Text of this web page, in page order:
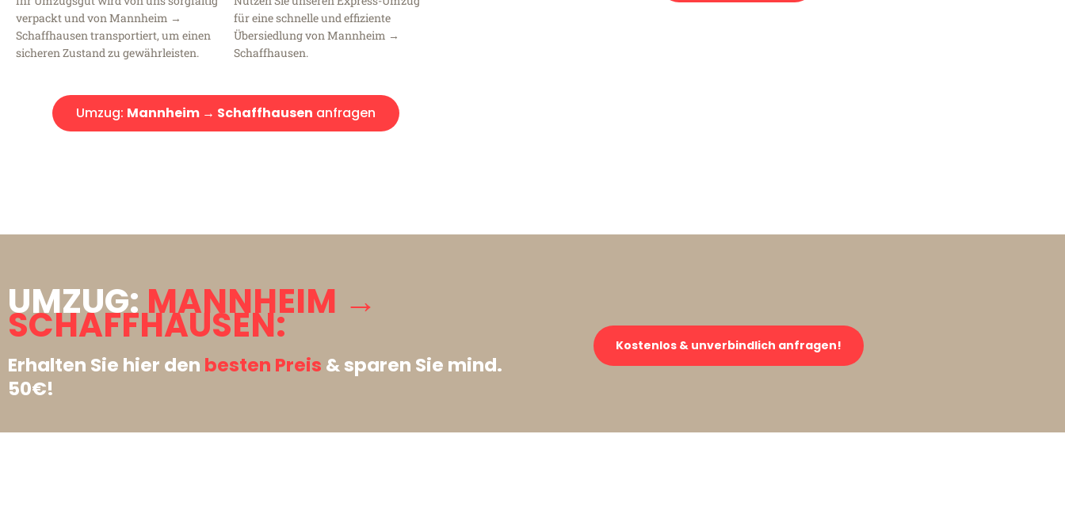
verpackt und von Mannheim →
Schaffhausen transportiert, um einen
sicheren Zustand zu gewährleisten.
für eine schnelle und effiziente
Übersiedlung von Mannheim →
Schaffhausen.
Umzug: Mannheim → Schaffhausen anfragen
UMZUG:MANNHEIM →
SCHAFFHAUSEN:
Erhalten Sie hier den besten Preis & sparen Sie mind.
50€!
Kostenlos & unverbindlich anfragen!